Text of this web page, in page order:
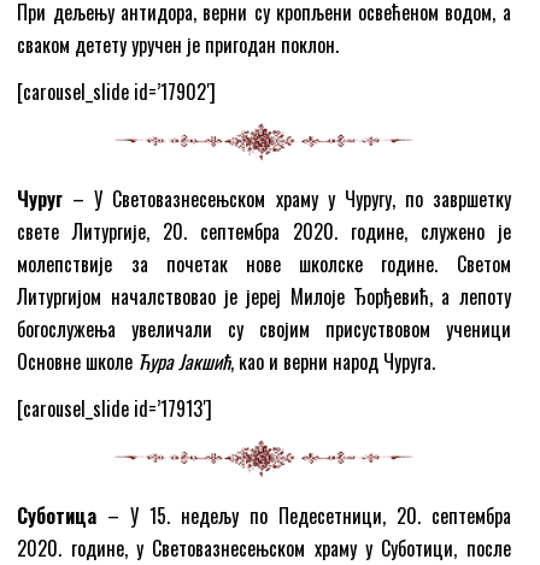
При дељењу антидора, верни су кропљени освећеном водом, а
сваком детету уручен је пригодан поклон.
[carousel_slide id=’17902′]
Чуруг – У Световазнесењском храму у Чуругу, по завршетку
свете Литургије, 20. септембра 2020. године, служено је
молепствије за почетак нове школске године. Светом
Литургијом началствовао је јереј Милоје Ђорђевић, а лепоту
богослужења увеличали су својим присуствовом ученици
Основне школе Ћура Јакшић, као и верни народ Чуруга.
[carousel_slide id=’17913′]
Суботица – У 15. недељу по Педесетници, 20. септембра
2020. године, у Световазнесењском храму у Суботици, после